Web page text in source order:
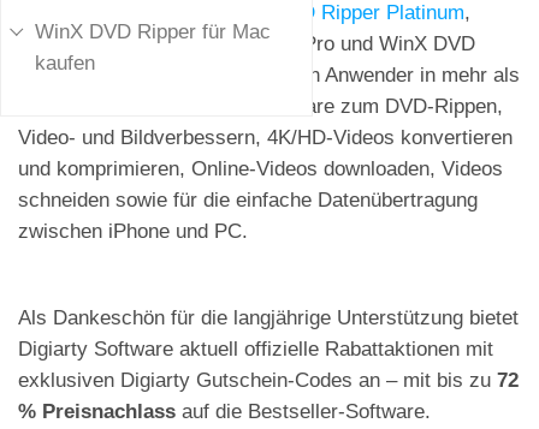
WinX DVD Ripper für Mac
kaufen
WinX DVD Ripper Platinum,
Winxvideo AI , WinX DVD Copy Pro und WinX DVD
Ripper for Mac. Über 84 Millionen Anwender in mehr als
200 Ländern nutzen diese Software zum DVD-Rippen,
Video- und Bildverbessern, 4K/HD-Videos konvertieren
und komprimieren, Online-Videos downloaden, Videos
schneiden sowie für die einfache Datenübertragung
zwischen iPhone und PC.
Als Dankeschön für die langjährige Unterstützung bietet
Digiarty Software aktuell offizielle Rabattaktionen mit
exklusiven Digiarty Gutschein-Codes an – mit bis zu 72
% Preisnachlass auf die Bestseller-Software.